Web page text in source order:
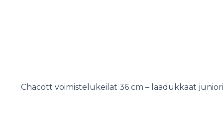
Chacott voimistelukeilat 36 cm – laadukkaat